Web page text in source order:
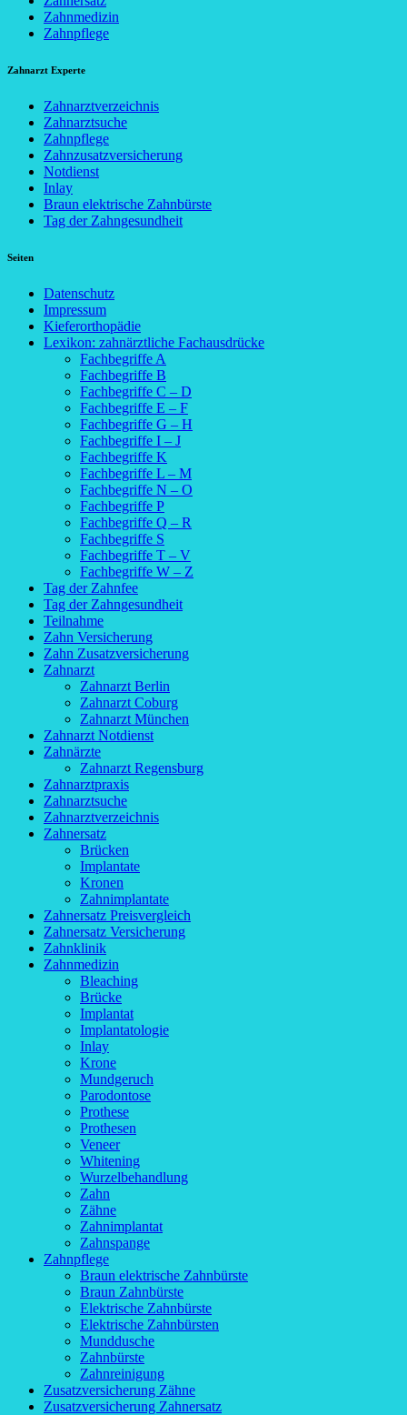
Zahnmedizin
Zahnpflege
Zahnarzt Experte
Zahnarztverzeichnis
Zahnarztsuche
Zahnpflege
Zahnzusatzversicherung
Notdienst
Inlay
Braun elektrische Zahnbürste
Tag der Zahngesundheit
Seiten
Datenschutz
Impressum
Kieferorthopädie
Lexikon: zahnärztliche Fachausdrücke
Fachbegriffe A
Fachbegriffe B
Fachbegriffe C – D
Fachbegriffe E – F
Fachbegriffe G – H
Fachbegriffe I – J
Fachbegriffe K
Fachbegriffe L – M
Fachbegriffe N – O
Fachbegriffe P
Fachbegriffe Q – R
Fachbegriffe S
Fachbegriffe T – V
Fachbegriffe W – Z
Tag der Zahnfee
Tag der Zahngesundheit
Teilnahme
Zahn Versicherung
Zahn Zusatzversicherung
Zahnarzt
Zahnarzt Berlin
Zahnarzt Coburg
Zahnarzt München
Zahnarzt Notdienst
Zahnärzte
Zahnarzt Regensburg
Zahnarztpraxis
Zahnarztsuche
Zahnarztverzeichnis
Zahnersatz
Brücken
Implantate
Kronen
Zahnimplantate
Zahnersatz Preisvergleich
Zahnersatz Versicherung
Zahnklinik
Zahnmedizin
Bleaching
Brücke
Implantat
Implantatologie
Inlay
Krone
Mundgeruch
Parodontose
Prothese
Prothesen
Veneer
Whitening
Wurzelbehandlung
Zahn
Zähne
Zahnimplantat
Zahnspange
Zahnpflege
Braun elektrische Zahnbürste
Braun Zahnbürste
Elektrische Zahnbürste
Elektrische Zahnbürsten
Munddusche
Zahnbürste
Zahnreinigung
Zusatzversicherung Zähne
Zusatzversicherung Zahnersatz